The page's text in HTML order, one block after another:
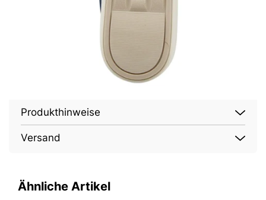
Produkthinweise
Versand
Ähnliche Artikel